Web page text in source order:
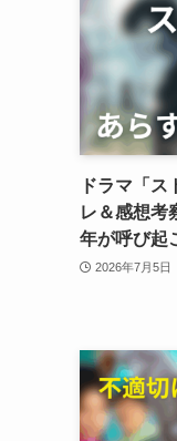
ドラマ「
レ＆感想考
年が呼び起
2026年7月5日